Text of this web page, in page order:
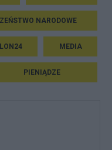
NARODOWE
MEDIA
PIENIĄDZE